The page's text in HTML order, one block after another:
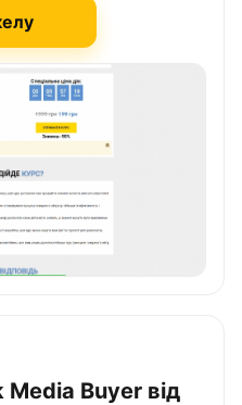
Buyer від